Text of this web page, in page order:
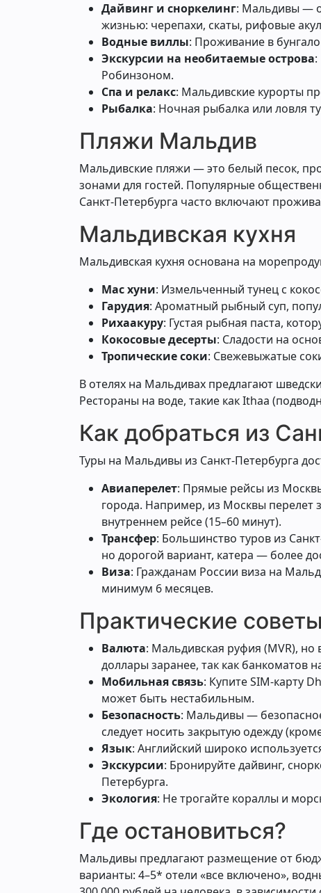
Дайвинг и сноркелинг: Мальдивы —
жизнью: черепахи, скаты, рифовые
Водные виллы: Проживание в
Экскурсии на необитаемые острова
Робинзоном.
Спа и релакс: Мальдивские курорты
Рыбалка: Ночная рыбалка или ловля
Пляжи Мальдив
Мальдивские пляжи — это белый песок,
зонами для гостей. Популярные
Санкт-Петербурга часто включают
Мальдивская кухня
Мальдивская кухня основана на
Мас хуни: Измельченный тунец с
Гарудия: Ароматный рыбный суп,
Рихаакуру: Густая рыбная паста,
Кокосовые десерты: Сладости на
Тропические соки: Свежевыжатые
В отелях на Мальдивах предлагают
Рестораны на воде, такие как Ithaa
Как добраться из
Туры на Мальдивы из Санкт-Петербурга
Авиаперелет: Прямые рейсы из
города. Например, из Москвы перелет
внутреннем рейсе (15–60 минут).
Трансфер: Большинство туров из
но дорогой вариант, катера — более
Виза: Гражданам России виза на
минимум 6 месяцев.
Практические
Валюта: Мальдивская руфия (MVR),
доллары заранее, так как банкоматов
Мобильная связь: Купите SIM-карту
может быть нестабильным.
Безопасность: Мальдивы —
следует носить закрытую одежду
Язык: Английский широко
Экскурсии: Бронируйте дайвинг,
Петербурга.
Экология: Не трогайте кораллы и
Где остановиться?
Мальдивы предлагают размещение от
варианты: 4–5* отели «все включено»,